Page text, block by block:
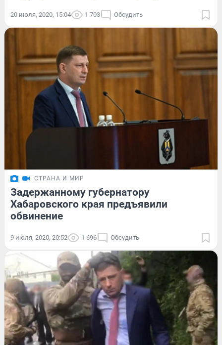
20 июля, 2020, 15:04 1 703 Обсудить
СТРАНА И МИР
Задержанному губернатору
Хабаровского края предъявили
обвинение
9 июля, 2020, 20:52 1 696 Обсудить